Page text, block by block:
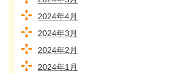
2024年4月
2024年3月
2024年2月
2024年1月